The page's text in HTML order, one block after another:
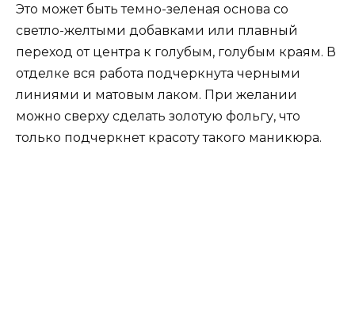
Это может быть темно-зеленая основа со
светло-желтыми добавками или плавный
переход от центра к голубым, голубым краям. В
отделке вся работа подчеркнута черными
линиями и матовым лаком. При желании
можно сверху сделать золотую фольгу, что
только подчеркнет красоту такого маникюра.